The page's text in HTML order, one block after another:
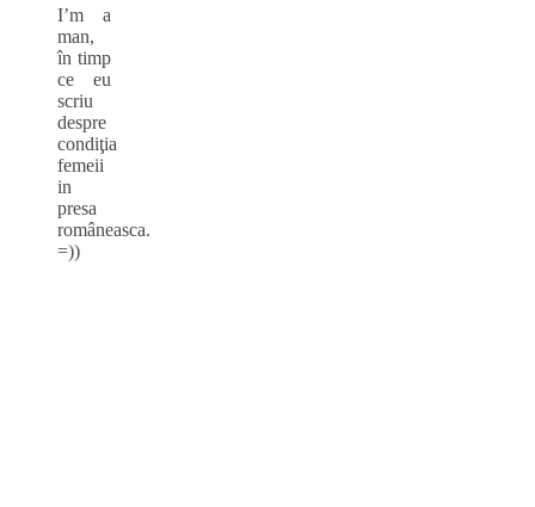
I’m a
man,
în timp
ce eu
scriu
despre
condiţia
femeii
in
presa
româneasca.
=))